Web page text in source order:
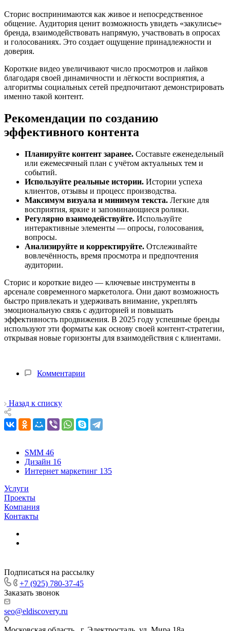
Сторис воспринимаются как живое и непосредственное
общение. Аудитория ценит возможность увидеть «закулисье»
бренда, взаимодействовать напрямую, участвовать в опросах
и голосованиях. Это создает ощущение принадлежности и
доверия.
Короткие видео увеличивают число просмотров и лайков
благодаря своей динамичности и лёгкости восприятия, а
алгоритмы социальных сетей предпочитают демонстрировать
именно такой контент.
Рекомендации по созданию
эффективного контента
Планируйте контент заранее. Составьте еженедельный
или ежемесячный план с учётом актуальных тем и
событий.
Используйте реальные истории. Истории успеха
клиентов, отзывы и процесс производства.
Максимум визуала и минимум текста. Легкие для
восприятия, яркие и запоминающиеся ролики.
Регулярно взаимодействуйте. Используйте
интерактивные элементы — опросы, голосования,
вопросы.
Анализируйте и корректируйте. Отслеживайте
вовлечённость, время просмотра и предпочтения
аудитории.
Сторис и короткие видео — ключевые инструменты в
арсенале современного маркетолога. Они дают возможность
быстро привлекать и удерживать внимание, укреплять
эмоциональную связь с аудиторией и повышать
эффективность продвижения. В 2025 году успешные бренды
используют эти форматы как основу своей контент-стратегии,
открывая новые горизонты для взаимодействия с клиентами.
Комментарии
Назад к списку
SMM 46
Дизайн 16
Интернет маркетинг 135
Услуги
Проекты
Компания
Контакты
Подписаться на рассылку
+7 (925) 780-37-45
Заказать звонок
seo@eldiscovery.ru